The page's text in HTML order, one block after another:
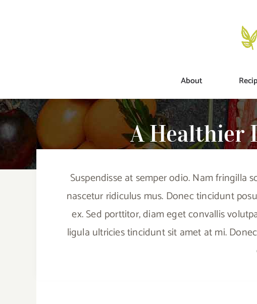
About
A Healthier
Suspendisse at semper odio. Nam fringilla
nascetur ridiculus mus. Donec tincidunt
ex. Sed porttitor, diam eget convallis
ligula ultricies tincidunt sit amet at mi.